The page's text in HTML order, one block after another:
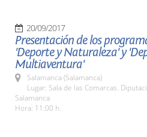
20/09/2017
Presentación de los
'Deporte y Naturaleza' y
Multiaventura'
Salamanca (Salamanca)
Lugar: Sala de las Comarcas.
Salamanca
Hora: 11:00 h.